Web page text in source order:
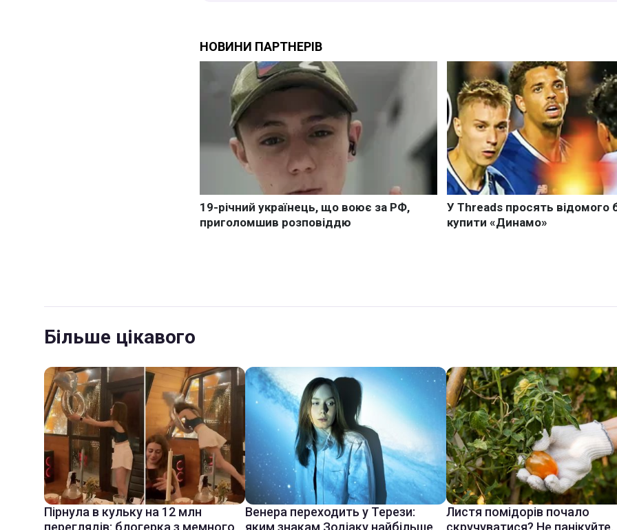
Більше цікавого
Пірнула в кульку на 12 млн
переглядів: блогерка з мемного
Венера переходить у Терези:
яким знакам Зодіаку найбільше
Листя помідорів почало
скручуватися? Не панікуйте,